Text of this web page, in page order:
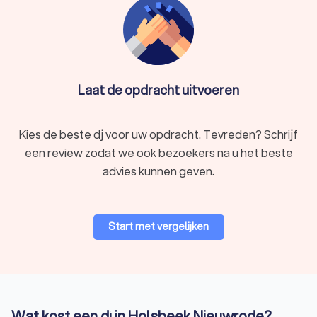
10 bent u verzekerd van een geslaagd feest.
Gespecialiseerde dj in Holsbeek Nieuwrode
Zoekt u een dj die ervaring heeft met een specifiek soort
evenement of thema? Op Trustlocal vindt u dj's in Holsbeek
Dj trouwfeest
Tijdens uw trouw moet alles perfect zijn, en dat geldt zeker
diner naar een sfeervolle openingsdans en een knallend
dansfeest. Met een uitgebreide muziekcollectie,
Laat de opdracht uitvoeren
Kies de beste dj voor uw opdracht. Tevreden? Schrijf
een review zodat we ook bezoekers na u het beste
advies kunnen geven.
Start met vergelijken